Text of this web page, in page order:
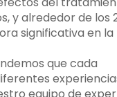
y alrededor de los
significativa en la
que cada